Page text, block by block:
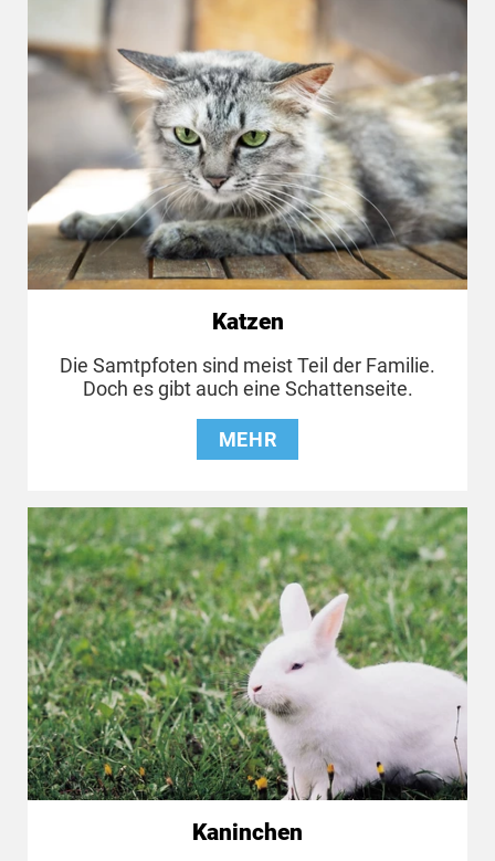
Katzen
Die Samtpfoten sind meist Teil der Familie.
Doch es gibt auch eine Schattenseite.
MEHR
Kaninchen